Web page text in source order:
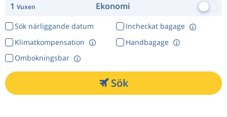
1 Vuxen Ekonomi
Sök närliggande datum
Incheckat bagage
Klimatkompensation
Ombokningsbar
Handbagage
Sök